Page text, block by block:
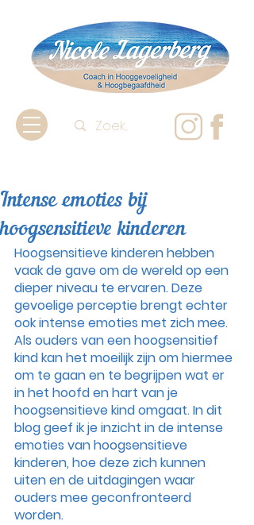
Intense emoties bij
hoogsensitieve kinderen
Hoogsensitieve kinderen hebben
vaak de gave om de wereld op een
dieper niveau te ervaren. Deze
gevoelige perceptie brengt echter
ook intense emoties met zich mee.
Als ouders van een hoogsensitief
kind kan het moeilijk zijn om hiermee
om te gaan en te begrijpen wat er
in het hoofd en hart van je
hoogsensitieve kind omgaat. In dit
blog geef ik je inzicht in de intense
emoties van hoogsensitieve
kinderen, hoe deze zich kunnen
uiten en de uitdagingen waar
ouders mee geconfronteerd
worden.